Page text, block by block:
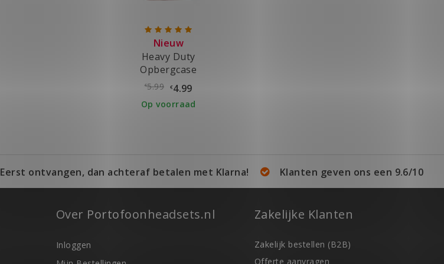
Nieuw
Heavy Duty
Opbergcase
€5.99 €4.99
Op voorraad
Eerst ontvangen, dan achteraf betalen met Klarna! Klanten geven ons een 9.6/10
Over Portofoonheadsets.nl
Inloggen
Zakelijke Klanten
Zakelijk bestellen (B2B)
Offerte aanvragen